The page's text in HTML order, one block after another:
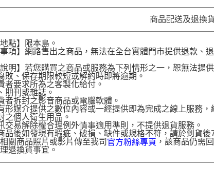
商品配送及退換
點】限本島。
項】網路售出之商品，無法在全台實體門市提供退款、
明】若您購買之商品或服務為下列情形之一，恕無法提供
敗、保存期限較短或解約時即將逾期。
者要求所為之客製化給付。
期刊或雜誌。
者拆封之影音商品或電腦軟體。
形媒介提供之數位內容或一經提供即為完成之線上服務，
之個人衛生用品。
交易解除權合理例外情事適用準則，不提供退貨服務。
品後如發現有瑕疵、破損、缺件或規格不符，請於到貨
關商品照片或影片傳至我司 官方粉絲專頁 ，該商品仍需
退換貨事宜。